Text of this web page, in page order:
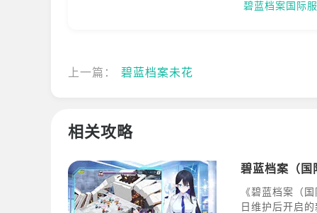
碧蓝档案国际
上一篇： 碧蓝档案未花
相关攻略
《碧蓝档案（
日维护后开启